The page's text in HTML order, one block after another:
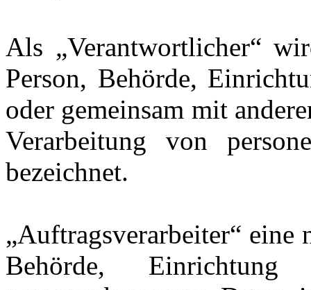
Als „Verantwortlicher“
Person, Behörde,
oder gemeinsam mit
Verarbeitung von
bezeichnet.
„Auftragsverarbeiter“ eine
Behörde,